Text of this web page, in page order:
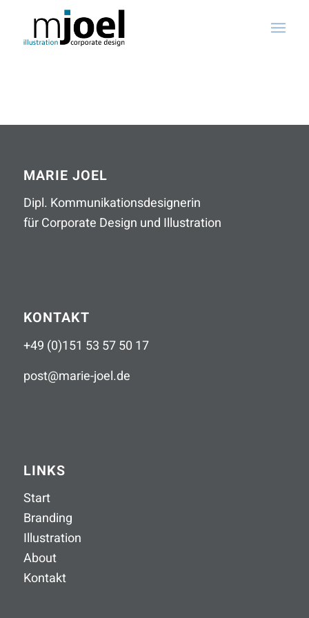
MARIE JOEL
Dipl. Kommunikationsdesignerin
für Corporate Design und Illustration
KONTAKT
+49 (0)151 53 57 50 17
post@marie-joel.de
LINKS
Start
Branding
Illustration
About
Kontakt